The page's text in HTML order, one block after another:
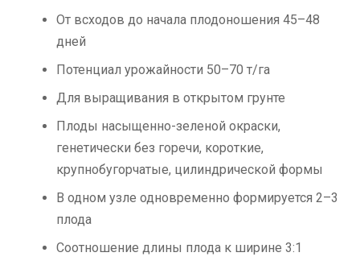
От всходов до начала плодоношения 45–48
дней
Потенциал урожайности 50–70 т/га
Для выращивания в открытом грунте
Плоды насыщенно-зеленой окраски,
генетически без горечи, короткие,
крупнобугорчатые, цилиндрической формы
В одном узле одновременно формируется 2–3
плода
Соотношение длины плода к ширине 3:1